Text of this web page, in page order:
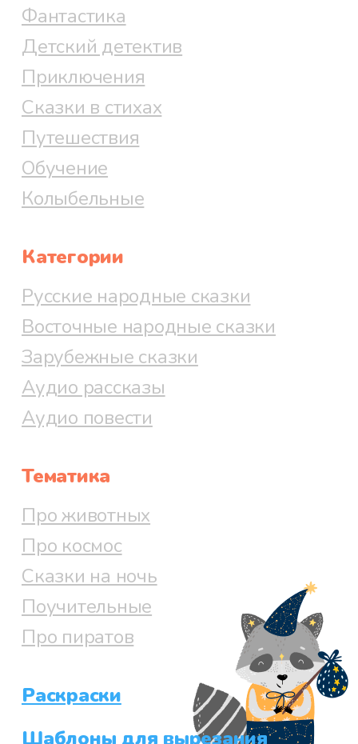
Фантастика
Детский детектив
Приключения
Сказки в стихах
Путешествия
Обучение
Колыбельные
Категории
Русские народные сказки
Восточные народные сказки
Зарубежные сказки
Аудио рассказы
Аудио повести
Тематика
Про животных
Про космос
Сказки на ночь
Поучительные
Про пиратов
Раскраски
Шаблоны для вырезания